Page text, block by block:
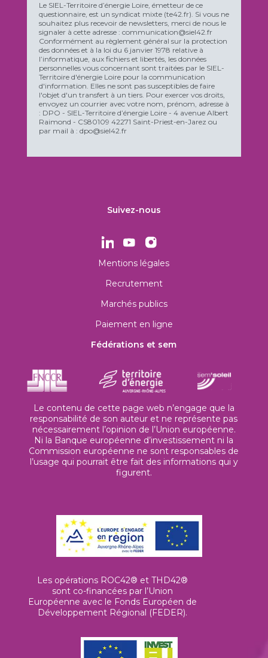
Le SIEL-Territoire d’énergie Loire, émetteur de ce
questionnaire, est un syndicat mixte (te42.fr). Si vous ne
souhaitez plus recevoir de newsletters, merci de nous le
signaler à cette adresse : communication@siel42.fr
Conformément au règlement général sur la protection
des données et à la loi du 6 janvier 1978 relative à
l’informatique, aux fichiers et libertés, les données
personnelles vous concernant sont traitées par le SIEL-
Territoire d'énergie Loire pour la communication
d'information. Elles ne sont pas susceptibles de faire
l'objet d'un transfert à un tiers. Pour exercer vos droits,
envoyez un courrier avec votre nom, prénom, adresse à
: DPO - SIEL-Territoire d’énergie Loire - 4 avenue Albert
Raimond - CS80109 42271 Saint-Priest-en-Jarez ou
par mail à : dpo@siel42.fr
Suivez-nous
Mentions légales
Recrutement
Marchés publics
Paiement en ligne
Fédérations et sem
Le contenu de cette page web n’engage que la
responsabilité de son auteur et ne représente pas
nécessairement l’opinion de l’Union européenne.
Ni la Banque européenne d’investissement ni la
Commission européenne ne sont responsables de
l’usage qui pourrait être fait des informations qui y
figurent.
Les opérations ROC42® et THD42®
sont co-financées par l’Union
Européenne avec le Fonds Européen de
Développement Régional (FEDER).